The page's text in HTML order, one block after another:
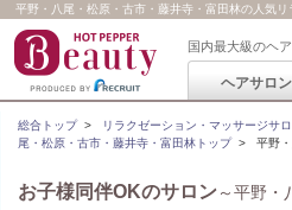
平野・八尾・松原・古市・藤井寺・富田林の人気
国内最大級のヘ
ヘアサロン
総合トップ> リラクゼーション・マッサージサ
尾・松原・古市・藤井寺・富田林トップ> 平野
お子様同伴OKのサロン～平野・